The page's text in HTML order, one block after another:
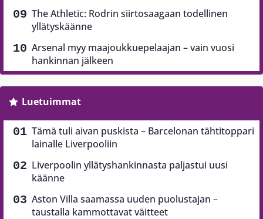
The Athletic: Rodrin siirtosaagaan todellinen
yllätyskäänne
Arsenal myy maajoukkuepelaajan – vain vuosi
hankinnan jälkeen
Luetuimmat
Tämä tuli aivan puskista – Barcelonan tähtitoppari
lainalle Liverpooliin
Liverpoolin yllätyshankinnasta paljastui uusi
käänne
Aston Villa saamassa uuden puolustajan –
taustalla kammottavat väitteet